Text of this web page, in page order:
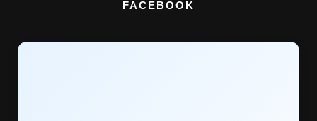
FACEBOOK